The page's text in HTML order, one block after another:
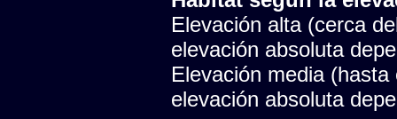
Elevación alta (cerca
elevación absoluta
Elevación media
elevación absoluta